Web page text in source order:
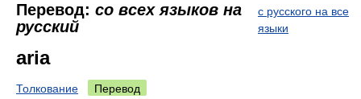
Перевод: со всех языков на
русский
с русского на все
языки
aria
Толкование Перевод